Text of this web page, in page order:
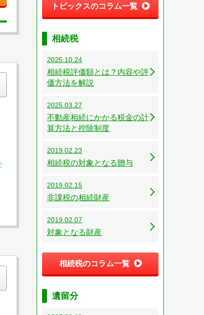
トピックスのコラム一覧
相続税
2025.10.24
相続税評価額とは？内容や評
価方法を解説
2025.03.27
不動産相続にかかる税金の計
算方法と控除制度
2019.02.23
相続税の対象となる贈与
2019.02.15
非課税の相続財産
2019.02.07
対象となる財産
相続税のコラム一覧
遺留分